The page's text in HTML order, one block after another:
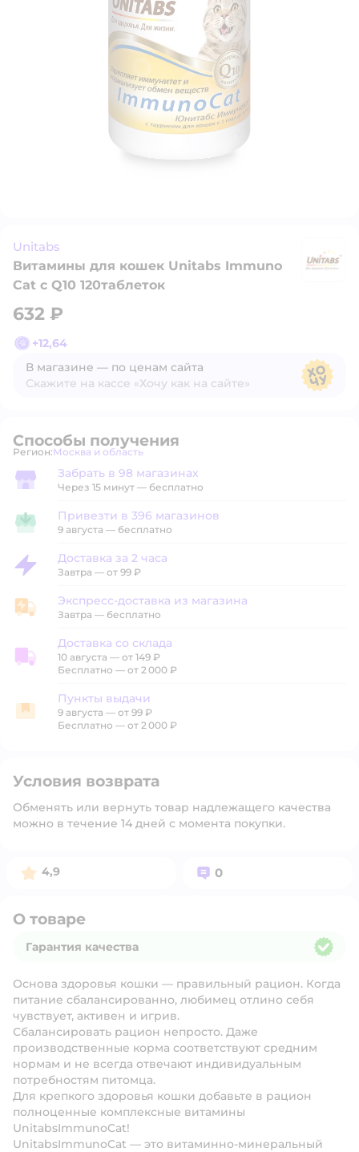
Unitabs
Витамины для кошек Unitabs Immuno
Cat с Q10 120таблеток
632 ₽
+12,64
В магазине — по ценам сайта
Скажите на кассе «Хочу как на сайте»
Способы получения
Регион: Выбор адреса доставки.
Москва и область
Забрать в магазине
Забрать в 98 магазинах
Через 15 минут — бесплатно
Привезти в магазин
Привезти в 396 магазинов
9 августа — бесплатно
Доставка за 2 часа
Доставка за 2 часа
Завтра — от 99 ₽
Экспресс-доставка из магазина
Экспресс-доставка из магазина
Завтра — бесплатно
Доставка со склада
Доставка со склада
10 августа — от 149 ₽
Бесплатно — от 2 000 ₽
Пункты выдачи
Пункты выдачи
9 августа — от 99 ₽
Бесплатно — от 2 000 ₽
Условия возврата
Обменять или вернуть товар надлежащего качества
можно в течение 14 дней с момента покупки.
Рейтинг:
4,9 Вопросов:
0
О товаре
Гарантия качества
Основа здоровья кошки — правильный рацион. Когда
питание сбалансированно, любимец отлино себя
чувствует, активен и игрив.
Сбалансировать рацион непросто. Даже
производственные корма соответствуют средним
нормам и не всегда отвечают индивидуальным
потребностям питомца.
Для крепкого здоровья кошки добавьте в рацион
полноценные комплексные витамины
UnitabsImmunoCat!
UnitabsImmunoCat — это витаминно-минеральный